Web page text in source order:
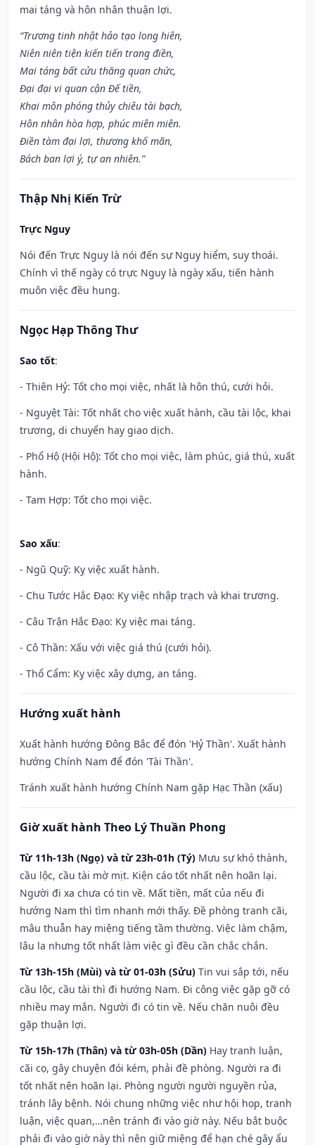
mai táng và hôn nhân thuận lợi.
“Trương tinh nhật hảo tạo long hiên,
Niên niên tiện kiến tiến trang điền,
Mai táng bất cửu thăng quan chức,
Đại đại vi quan cận Đế tiền,
Khai môn phóng thủy chiêu tài bạch,
Hôn nhân hòa hợp, phúc miên miên.
Điền tàm đại lợi, thương khố mãn,
Bách ban lợi ý, tự an nhiên.”
Thập Nhị Kiến Trừ
Trực Nguy
Nói đến Trực Nguy là nói đến sự Nguy hiểm, suy thoái.
Chính vì thế ngày có trực Nguy là ngày xấu, tiến hành
muôn việc đều hung.
Ngọc Hạp Thông Thư
Sao tốt:
- Thiên Hỷ: Tốt cho mọi việc, nhất là hôn thú, cưới hỏi.
- Nguyệt Tài: Tốt nhất cho việc xuất hành, cầu tài lộc, khai
trương, di chuyển hay giao dịch.
- Phổ Hộ (Hội Hộ): Tốt cho mọi việc, làm phúc, giá thú, xuất
hành.
- Tam Hợp: Tốt cho mọi việc.
Sao xấu:
- Ngũ Quỹ: Kỵ việc xuất hành.
- Chu Tước Hắc Đạo: Kỵ việc nhập trạch và khai trương.
- Câu Trận Hắc Đạo: Kỵ việc mai táng.
- Cô Thần: Xấu với việc giá thú (cưới hỏi).
- Thổ Cẩm: Kỵ việc xây dựng, an táng.
Hướng xuất hành
Xuất hành hướng Đông Bắc để đón 'Hỷ Thần'. Xuất hành
hướng Chính Nam để đón 'Tài Thần'.
Tránh xuất hành hướng Chính Nam gặp Hạc Thần (xấu)
Giờ xuất hành Theo Lý Thuần Phong
Từ 11h-13h (Ngọ) và từ 23h-01h (Tý) Mưu sự khó thành,
cầu lộc, cầu tài mờ mịt. Kiện cáo tốt nhất nên hoãn lại.
Người đi xa chưa có tin về. Mất tiền, mất của nếu đi
hướng Nam thì tìm nhanh mới thấy. Đề phòng tranh cãi,
mâu thuẫn hay miệng tiếng tầm thường. Việc làm chậm,
lâu la nhưng tốt nhất làm việc gì đều cần chắc chắn.
Từ 13h-15h (Mùi) và từ 01-03h (Sửu) Tin vui sắp tới, nếu
cầu lộc, cầu tài thì đi hướng Nam. Đi công việc gặp gỡ có
nhiều may mắn. Người đi có tin về. Nếu chăn nuôi đều
gặp thuận lợi.
Từ 15h-17h (Thân) và từ 03h-05h (Dần) Hay tranh luận,
cãi cọ, gây chuyện đói kém, phải đề phòng. Người ra đi
tốt nhất nên hoãn lại. Phòng người người nguyền rủa,
tránh lây bệnh. Nói chung những việc như hội họp, tranh
luận, việc quan,…nên tránh đi vào giờ này. Nếu bắt buộc
phải đi vào giờ này thì nên giữ miệng để hạn ché gây ẩu